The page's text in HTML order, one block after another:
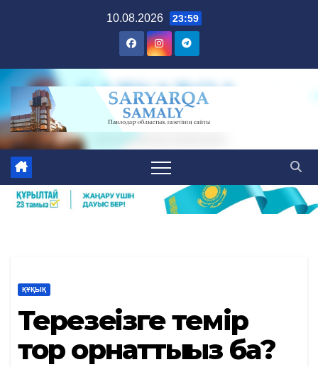
10.08.2026 23:59
ҚҰҚЫҚ
Терезеңізге темір
тор орнаттыңыз ба?